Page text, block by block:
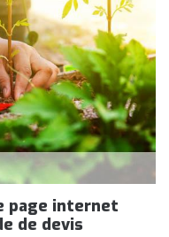
page internet
de devis